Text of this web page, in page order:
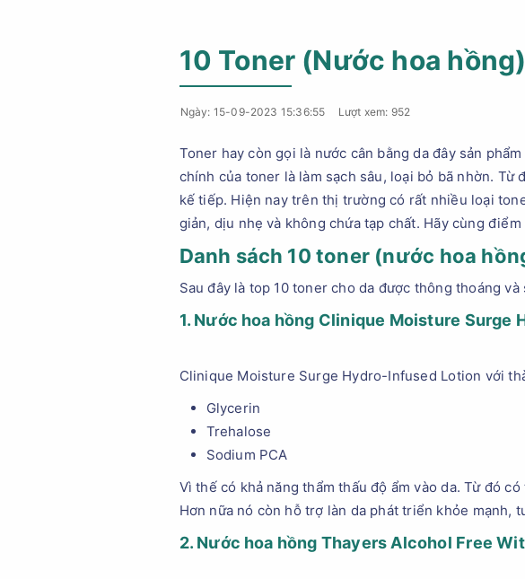
10 Toner (Nước hoa
Ngày: 15-09-2023 15:36:55 Lượt xem: 952
Toner hay còn gọi là nước cân bằng da đây sản
chính của toner là làm sạch sâu, loại bỏ bã nhờn.
kế tiếp. Hiện nay trên thị trường có rất nhiều loại
giản, dịu nhẹ và không chứa tạp chất. Hãy cùng
Danh sách 10 toner (nước hoa
Sau đây là top 10 toner cho da được thông thoáng và
1. Nước hoa hồng Clinique Moisture Surge
Clinique Moisture Surge Hydro-Infused Lotion với
Glycerin
Trehalose
Sodium PCA
Vì thế có khả năng thẩm thấu độ ẩm vào da. Từ đó
Hơn nữa nó còn hỗ trợ làn da phát triển khỏe mạnh,
2. Nước hoa hồng Thayers Alcohol Free